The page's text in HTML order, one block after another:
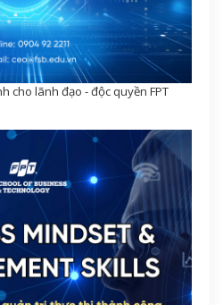
cho lãnh đạo - độc quyền FPT